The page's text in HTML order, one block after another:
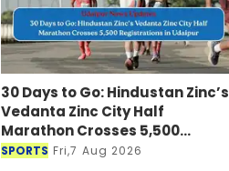
30 Days to Go: Hindustan Zinc’s
Vedanta Zinc City Half
Marathon Crosses 5,500
Registrations in Udaipur
SPORTS Fri,7 Aug 2026